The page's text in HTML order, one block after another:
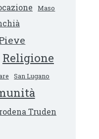
Maso
Religione
San Lugano
Truden